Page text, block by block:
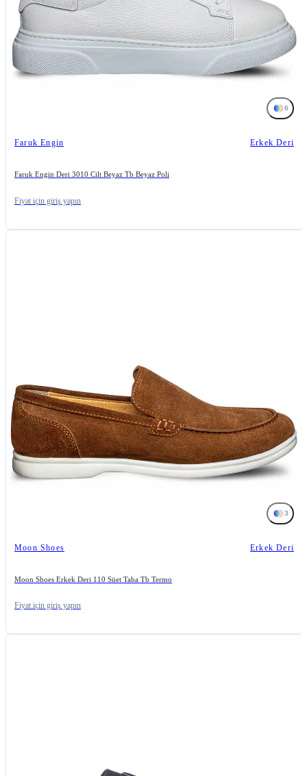
6
Faruk Engin Erkek Deri
Faruk Engin Deri 3010 Cilt Beyaz Tb Beyaz Poli
Fiyat için giriş yapın
3
Moon Shoes Erkek Deri
Moon Shoes Erkek Deri 110 Süet Taba Tb Termo
Fiyat için giriş yapın